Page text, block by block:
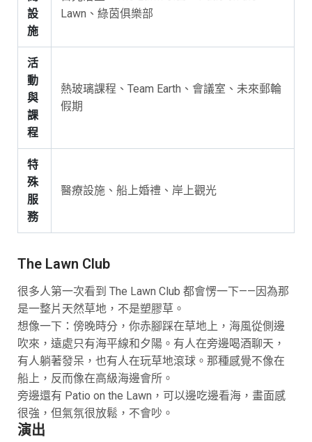
設
施
Lawn、綠茵俱樂部
活
動
與
課
程
熱玻璃課程、Team Earth、會議室、未來郵輪
假期
特
殊
服
務
醫療設施、船上婚禮、岸上觀光
The Lawn Club
很多人第一次看到 The Lawn Club 都會愣一下——因為那
是一整片天然草地，不是塑膠草。
想像一下：傍晚時分，你赤腳踩在草地上，海風從側邊
吹來，遠處只有海平線和夕陽。有人在旁邊喝酒聊天，
有人躺著發呆，也有人在玩草地滾球。那種感覺不像在
船上，反而像在高級海邊會所。
旁邊還有 Patio on the Lawn，可以邊吃邊看海，畫面感
很強，但氣氛很放鬆，不會吵。
演出